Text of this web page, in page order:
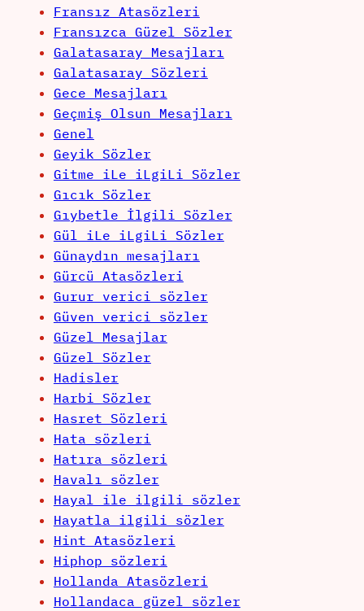
Fransız Atasözleri
Fransızca Güzel Sözler
Galatasaray Mesajları
Galatasaray Sözleri
Gece Mesajları
Geçmiş Olsun Mesajları
Genel
Geyik Sözler
Gitme iLe iLgiLi Sözler
Gıcık Sözler
Gıybetle İlgili Sözler
Gül iLe iLgiLi Sözler
Günaydın mesajları
Gürcü Atasözleri
Gurur verici sözler
Güven verici sözler
Güzel Mesajlar
Güzel Sözler
Hadisler
Harbi Sözler
Hasret Sözleri
Hata sözleri
Hatıra sözleri
Havalı sözler
Hayal ile ilgili sözler
Hayatla ilgili sözler
Hint Atasözleri
Hiphop sözleri
Hollanda Atasözleri
Hollandaca güzel sözler